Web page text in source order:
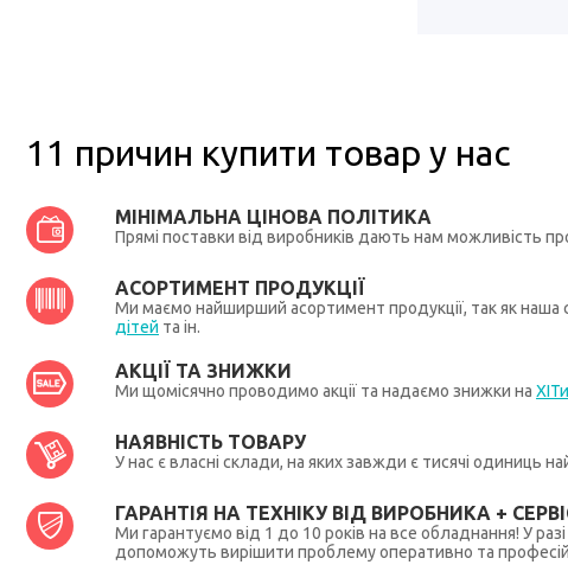
11 причин купити товар у нас
МІНІМАЛЬНА ЦІНОВА ПОЛІТИКА
Прямі поставки від виробників дають нам можливість
АСОРТИМЕНТ ПРОДУКЦІЇ
Ми маємо найширший асортимент продукції, так як наша
дітей та ін.
АКЦІЇ ТА ЗНИЖКИ
Ми щомісячно проводимо акції та надаємо знижки на
НАЯВНІСТЬ ТОВАРУ
У нас є власні склади, на яких завжди є тисячі одиниць
ГАРАНТІЯ НА ТЕХНІКУ ВІД ВИРОБНИКА +
Ми гарантуємо від 1 до 10 років на все обладнання! У
допоможуть вирішити проблему оперативно та